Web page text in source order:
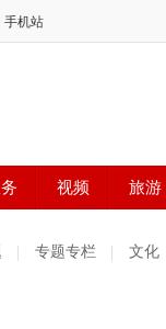
专题专栏 文化